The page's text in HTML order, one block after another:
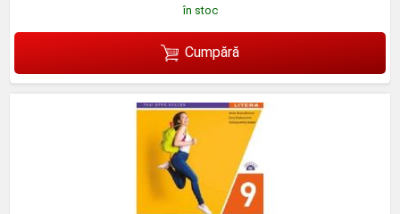
în stoc
Cumpără